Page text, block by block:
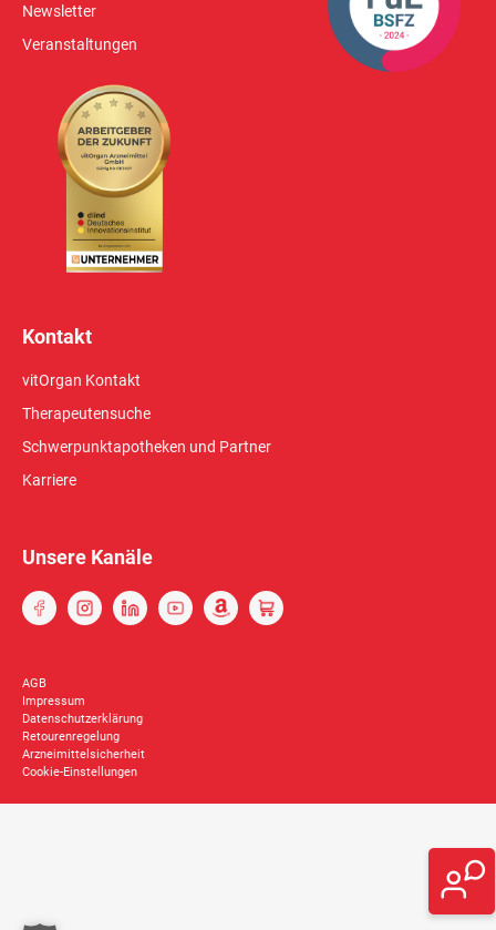
Newsletter
Veranstaltungen
Kontakt
vitOrgan Kontakt
Therapeutensuche
Schwerpunktapotheken und Partner
Karriere
Unsere Kanäle
AGB
Impressum
Datenschutzerklärung
Retourenregelung
Arzneimittelsicherheit
Cookie-Einstellungen